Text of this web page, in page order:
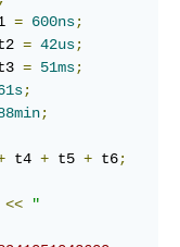
= 600ns;
= 42us;
= 51ms;
;
;
t4 + t5 + t6;
<<
"